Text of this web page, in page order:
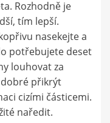
Rozhodně je
tím lepší.
nasekejte a
potřebujete deset
louhovat za
přikrýt
cizími částicemi.
naředit.